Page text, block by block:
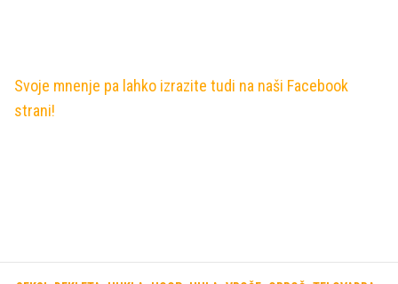
Svoje mnenje pa lahko izrazite tudi na naši Facebook
strani!